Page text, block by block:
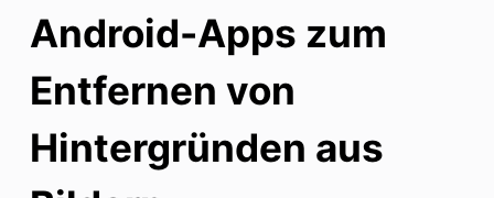
Android-Apps zum
Entfernen von
Hintergründen aus